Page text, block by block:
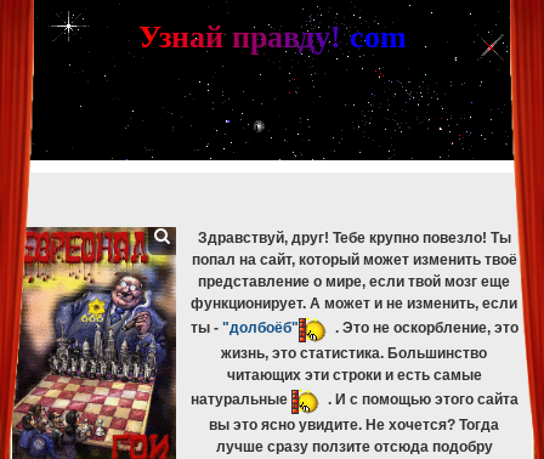
[phpBB Debug] PHP Warning : in file [ROOT]/phpbb/db/driver/mysqli.php
mysqli_fetch_assoc(): Couldn't fetch mysqli_result
[phpBB Debug] PHP Warning: in file[ROOT]/phpbb/db/driver/mysqli.php 329
mysqli_free_result(): Couldn't fetch mysqli_result
[phpBB Debug] PHP Warning
[ROOT]/phpbb/db/driver/mysqli.php on line 265
mysqli_fetch_assoc(): Couldn't fetch mysqli_result
[phpBB Debug] PHP Warning
: in file [ROOT]/phpbb/db/driver/mysqli.php on line329
mysqli_free_result(): Couldn't fetch mysqli_result
[phpBB Debug] PHP Warning: in file [ROOT]/phpbb/db/driver/mysqli.php on line 265
mysqli_fetch_assoc(): Couldn't fetch mysqli_result
[phpBB Debug] PHP Warning
[ROOT]/phpbb/db/driver/mysqli.php on line329:
mysqli_free_result(): Couldn't fetch mysqli_result
Узнай правду! com
Здравствуй, друг! Тебе крупно повезло! Ты
попал на сайт, который может изменить твоё
представление о мире, если твой мозг еще
функционирует. А может и не изменить, если
ты - "долбоёб"
. Это не оскорбление, это
жизнь, это статистика. Большинство
читающих эти строки и есть самые
натуральные
. И с помощью этого сайта
вы это ясно увидите. Не хочется? Тогда
лучше сразу ползите отсюда подобру